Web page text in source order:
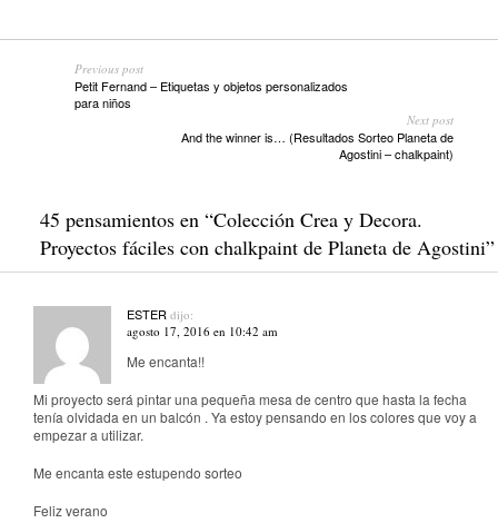
Previous post
Petit Fernand – Etiquetas y objetos personalizados
para niños
Next post
And the winner is… (Resultados Sorteo Planeta de
Agostini – chalkpaint)
45 pensamientos en “Colección Crea y Decora.
Proyectos fáciles con chalkpaint de Planeta de Agostini”
ESTER dijo:
agosto 17, 2016 en 10:42 am
Me encanta!!
Mi proyecto será pintar una pequeña mesa de centro que hasta la fecha
tenía olvidada en un balcón . Ya estoy pensando en los colores que voy a
empezar a utilizar.
Me encanta este estupendo sorteo
Feliz verano